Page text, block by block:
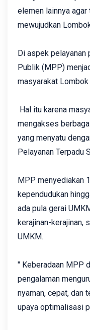
elemen lainnya
mewujudkan
Di aspek pelayanan
Publik (MPP)
masyarakat Lombok
Hal itu karena
mengakses
yang menyatu
Pelayanan Terpadu
MPP menyediakan
kependudukan
ada pula gerai
kerajinan-kerajinan,
UMKM.
" Keberadaan MPP
pengalaman
nyaman, cepat, dan
upaya optimalisasi